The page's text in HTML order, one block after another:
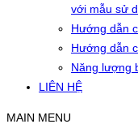
với mẫu sử
Hướng dẫn
Hướng dẫn
Năng lượng
LIÊN HỆ
MAIN MENU